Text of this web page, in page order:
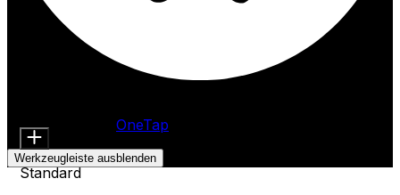
Präsentiert von OneTap
Werkzeugleiste ausblenden
Standard